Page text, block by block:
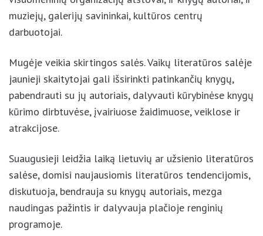
muziejų, galerijų savininkai, kultūros centrų
darbuotojai.
Mugėje veikia skirtingos salės. Vaikų literatūros salėje
jaunieji skaitytojai gali išsirinkti patinkančių knygų,
pabendrauti su jų autoriais, dalyvauti kūrybinėse knygų
kūrimo dirbtuvėse, įvairiuose žaidimuose, veiklose ir
atrakcijose.
Suaugusieji leidžia laiką lietuvių ar užsienio literatūros
salėse, domisi naujausiomis literatūros tendencijomis,
diskutuoja, bendrauja su knygų autoriais, mezga
naudingas pažintis ir dalyvauja plačioje renginių
programoje.